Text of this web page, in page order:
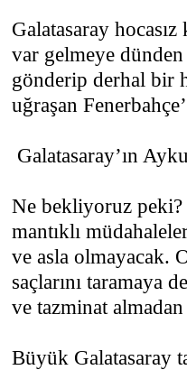
Galatasaray
var gelmeye
gönderip derhal bir
uğraşan
Galatasaray’ın
Ne bekliyoruz peki?
mantıklı
ve asla olmayacak.
saçlarını taramaya
ve tazminat
Büyük Galatasaray